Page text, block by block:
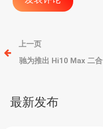
文
章
航
上一页
驰为推出 Hi10 Max 二合
最新发布